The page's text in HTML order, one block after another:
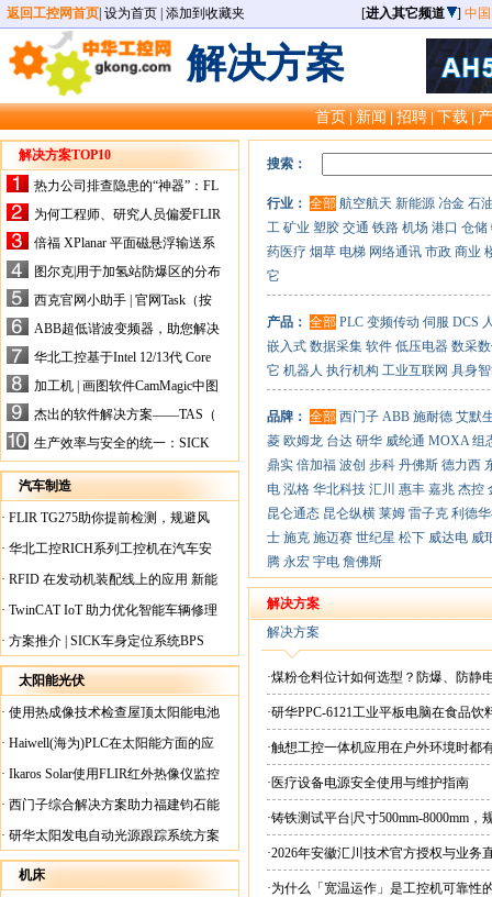
返回工控网首页 设为首页 添加到收藏夹 [进入其它频道 ] 中
解决方案
首页|新闻|招聘|下载|
解决方案TOP10
热力公司排查隐患的“神器”：FL
IR手持式热像仪，高效精准！
为何工程师、研究人员偏爱FLIR
X-HS系列热像仪？精准高效是
关键
倍福 XPlanar 平面磁悬浮输送系
统的创新应用
图尔克|用于加氢站防爆区的分布
式I/O解决方案
西克官网小助手 | 官网Task（按
任务选型）更新预告
ABB超低谐波变频器，助您解决
电气设备运行难题！
华北工控基于Intel 12/13代 Core
的ATX-6159嵌入式主板，推进
机器人市场
加工机 | 画图软件CamMagic中图
层整合的问题
杰出的软件解决方案——TAS（
Turck Automation Suite）
生产效率与安全的统一：SICK
关于机器人技术传感器解决方案
的采访
汽车制造
· FLIR TG275助你提前检测，规避风
险！
· 华北工控RICH系列工控机在汽车安
全检测行业中的应用
· RFID 在发动机装配线上的应用 新能
源汽车爆炸频发？
· TwinCAT IoT 助力优化智能车辆修理
· 方案推介 | SICK车身定位系统BPS
太阳能光伏
· 使用热成像技术检查屋顶太阳能电池
板
· Haiwell(海为)PLC在太阳能方面的应
用
· Ikaros Solar使用FLIR红外热像仪监控
已装太阳能电池板
· 西门子综合解决方案助力福建钧石能
源飞速发展
· 研华太阳发电自动光源跟踪系统方案
机床
搜索：
行业： 全部 航空航天 新能源 冶金 石
工 矿业 塑胶 交通 铁路 机场 港口 仓储
药医疗 烟草 电梯 网络通讯 市政 商业
它
产品： 全部 PLC 变频传动 伺服 DCS
嵌入式 数据采集 软件 低压电器 数采
它 机器人 执行机构 工业互联网 具身
品牌： 全部 西门子 ABB 施耐德 艾默
菱 欧姆龙 台达 研华 威纶通 MOXA 组
鼎实 倍加福 波创 步科 丹佛斯 德力西
电 泓格 华北科技 汇川 惠丰 嘉兆 杰控
昆仑通态 昆仑纵横 莱姆 雷子克 利德
士 施克 施迈赛 世纪星 松下 威达电 威
腾 永宏 宇电 詹佛斯
解决方案
解决方案
·煤粉仓料位计如何选型？防爆、防静
·研华PPC-6121工业平板电脑在食品
·触想工控一体机应用在户外环境时都
·医疗设备电源安全使用与维护指南
·铸铁测试平台|尺寸500mm-8000mm，
·2026年安徽汇川技术官方授权与业务
现货直供平台
·为什么「宽温运作」是工控机可靠性